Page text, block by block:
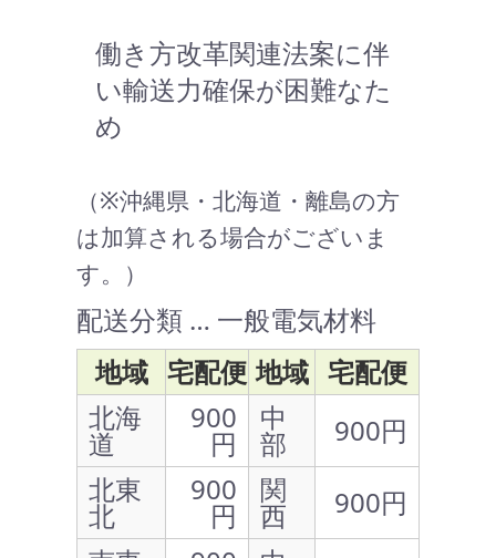
働き方改革関連法案に伴
い輸送力確保が困難なた
め
（※沖縄県・北海道・離島の方
は加算される場合がございま
す。）
配送分類 … 一般電気材料
地域 宅配便 地域 宅配便
北海
道
900
円
中
部
900円
北東
北
900
円
関
西
900円